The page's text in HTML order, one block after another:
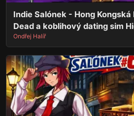
Indie Salónek - Hong
Dead a koblihový dating sim
Ondřej Halíř